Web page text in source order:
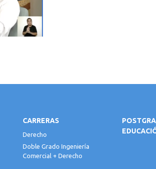
CARRERAS
Derecho
Doble Grado Ingeniería
Comercial + Derecho